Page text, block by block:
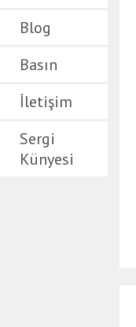
Blog
Basın
İletişim
Sergi
Künyesi